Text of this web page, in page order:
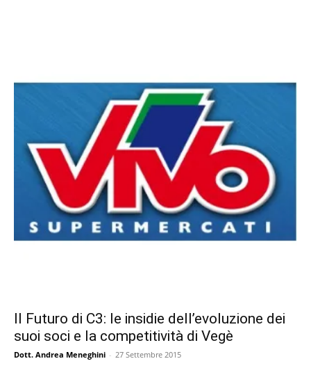
Il Futuro di C3: le insidie dell’evoluzione dei
suoi soci e la competitività di Vegè
Dott. Andrea Meneghini - 27 Settembre 2015